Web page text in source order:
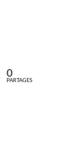
0
PARTAGES